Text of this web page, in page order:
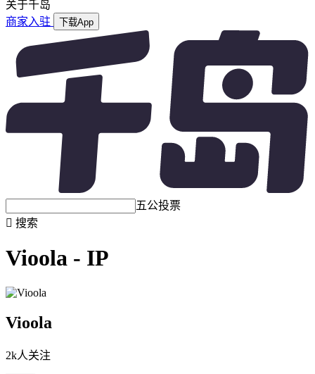
关于千岛
商家入驻
下载App
五公投票
 搜索
Vioola - IP
Vioola
2k人关注